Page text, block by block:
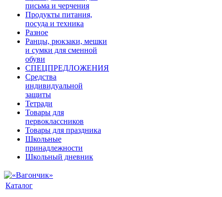
письма и черчения
Продукты питания,
посуда и техника
Разное
Ранцы, рюкзаки, мешки
и сумки для сменной
обуви
СПЕЦПРЕДЛОЖЕНИЯ
Средства
индивидуальной
защиты
Тетради
Товары для
первоклассников
Товары для праздника
Школьные
принадлежности
Школьный дневник
Каталог